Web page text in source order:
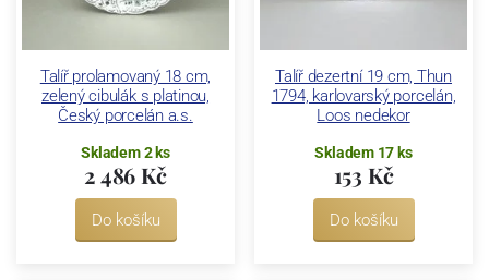
Talíř prolamovaný 18 cm,
zelený cibulák s platinou,
Český porcelán a.s.
Skladem 2 ks
2 486 Kč
Do košíku
Talíř dezertní 19 cm, Thun
1794, karlovarský porcelán,
Loos nedekor
Skladem 17 ks
153 Kč
Do košíku